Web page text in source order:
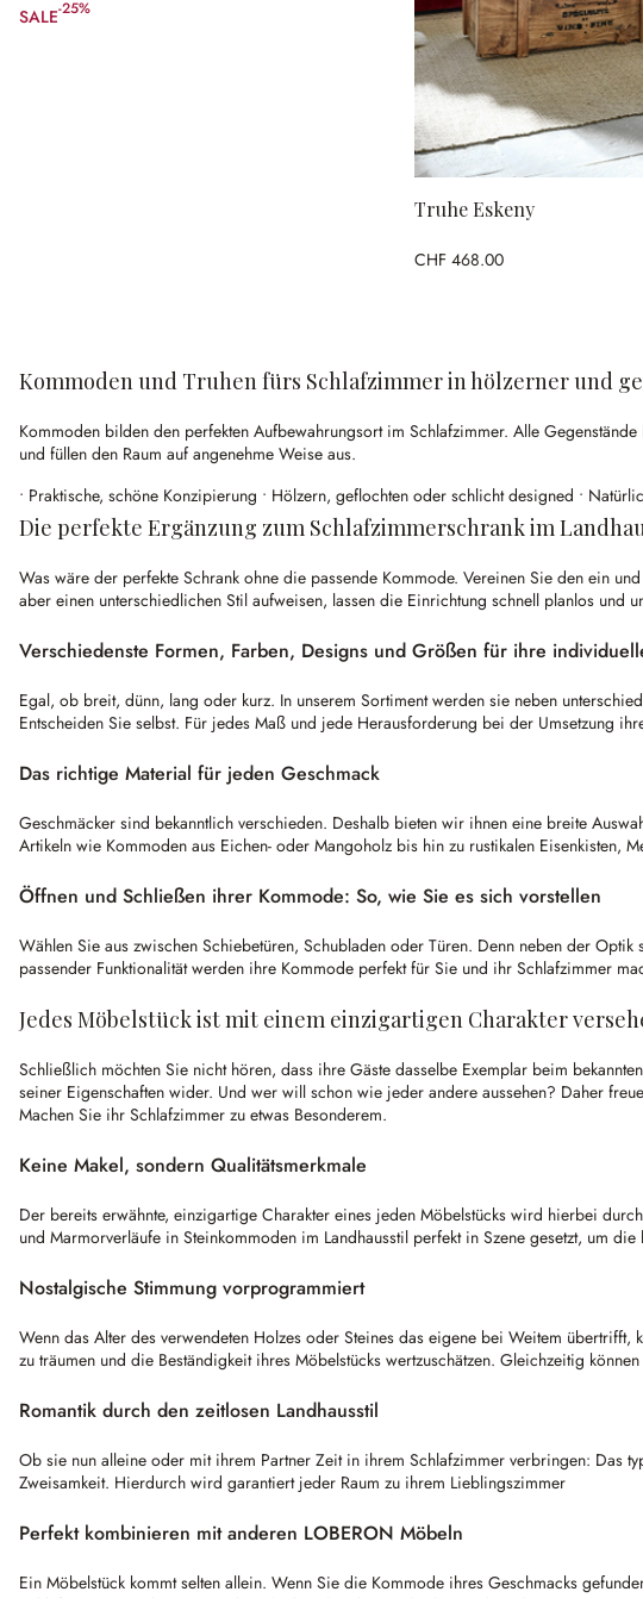
SALE-25%
(25% gespart)
Truhe Eskeny
CHF 468.00
Kommoden und Truhen fürs Schlafzimmer in hölzerner und
Kommoden bilden den perfekten Aufbewahrungsort im Schlafzimmer. Alle
und füllen den Raum auf angenehme Weise aus.
• Praktische, schöne Konzipierung • Hölzern, geflochten oder schlicht designed •
Die perfekte Ergänzung zum Schlafzimmerschrank im
Was wäre der perfekte Schrank ohne die passende Kommode. Vereinen Sie den ein
aber einen unterschiedlichen Stil aufweisen, lassen die Einrichtung schnell planlos und
Verschiedenste Formen, Farben, Designs und Größen für ihre
Egal, ob breit, dünn, lang oder kurz. In unserem Sortiment werden sie neben
Entscheiden Sie selbst. Für jedes Maß und jede Herausforderung bei der Umsetzung
Das richtige Material für jeden Geschmack
Geschmäcker sind bekanntlich verschieden. Deshalb bieten wir ihnen eine breite
Artikeln wie Kommoden aus Eichen- oder Mangoholz bis hin zu rustikalen Eisenkisten,
Öffnen und Schließen ihrer Kommode: So, wie Sie es sich vorstellen
Wählen Sie aus zwischen Schiebetüren, Schubladen oder Türen. Denn neben der
passender Funktionalität werden ihre Kommode perfekt für Sie und ihr Schlafzimmer
Jedes Möbelstück ist mit einem einzigartigen Charakter
Schließlich möchten Sie nicht hören, dass ihre Gäste dasselbe Exemplar beim
seiner Eigenschaften wider. Und wer will schon wie jeder andere aussehen? Daher
Machen Sie ihr Schlafzimmer zu etwas Besonderem.
Keine Makel, sondern Qualitätsmerkmale
Der bereits erwähnte, einzigartige Charakter eines jeden Möbelstücks wird hierbei
und Marmorverläufe in Steinkommoden im Landhausstil perfekt in Szene gesetzt, um
Nostalgische Stimmung vorprogrammiert
Wenn das Alter des verwendeten Holzes oder Steines das eigene bei Weitem
zu träumen und die Beständigkeit ihres Möbelstücks wertzuschätzen. Gleichzeitig
Romantik durch den zeitlosen Landhausstil
Ob sie nun alleine oder mit ihrem Partner Zeit in ihrem Schlafzimmer verbringen: Das
Zweisamkeit. Hierdurch wird garantiert jeder Raum zu ihrem Lieblingszimmer
Perfekt kombinieren mit anderen LOBERON Möbeln
Ein Möbelstück kommt selten allein. Wenn Sie die Kommode ihres Geschmacks